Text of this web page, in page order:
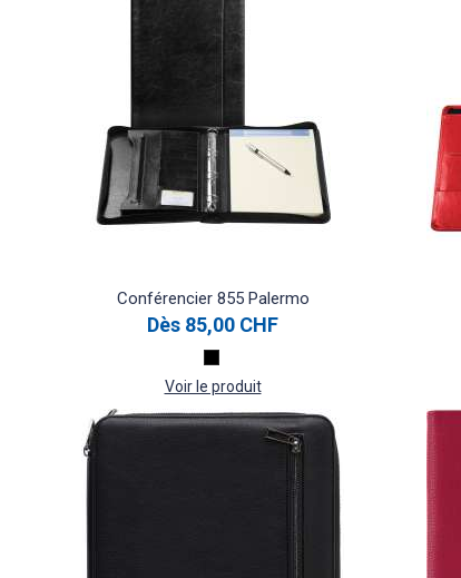
Conférencier 855 Palermo
Dès 85,00 CHF
Voir le produit